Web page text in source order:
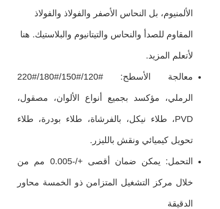
الألمنيوم، بل النحاس الأصفر والفولاذ والفولاذ
المقاوم للصدأ والنحاس والتيتانيوم والبلاستيك. هنا
لأتعلم المزيد.
معالجة الأسطح: #120/#150/#180/#220
الرملي، مؤكسد بجميع أنواع الألوان، مصقول،
PVD، طلاء نيكل، بالفرشاة، طلاء بودرة، طلاء
تحويل كيميائي ونقش بالليزر.
التحمل: يمكن ضمان أقصى +/-0.005 مم من
خلال مركز التشغيل المتزامن ذو الخمسة محاور
الدقيقة